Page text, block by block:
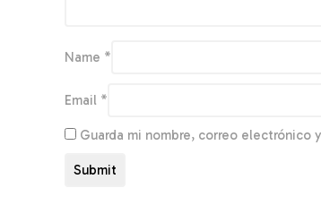
Name *
Email *
Guarda mi nombre, correo electrónico